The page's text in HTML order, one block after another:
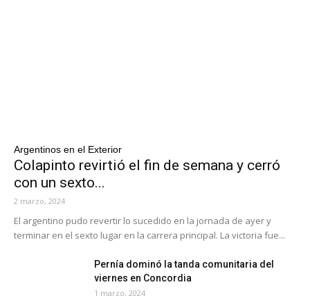
Argentinos en el Exterior
Colapinto revirtió el fin de semana y cerró
con un sexto...
2 marzo, 2024
El argentino pudo revertir lo sucedido en la jornada de ayer y
terminar en el sexto lugar en la carrera principal. La victoria fue...
Pernía dominó la tanda comunitaria del
viernes en Concordia
1 marzo, 2024